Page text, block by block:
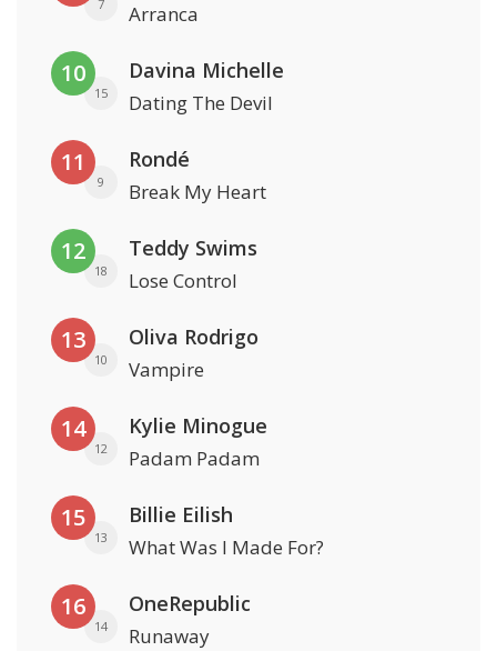
7 Arranca
10
15
Davina Michelle
Dating The Devil
11
9
Rondé
Break My Heart
12
18
Teddy Swims
Lose Control
13
10
Oliva Rodrigo
Vampire
14
12
Kylie Minogue
Padam Padam
15
13
Billie Eilish
What Was I Made For?
16
14
OneRepublic
Runaway